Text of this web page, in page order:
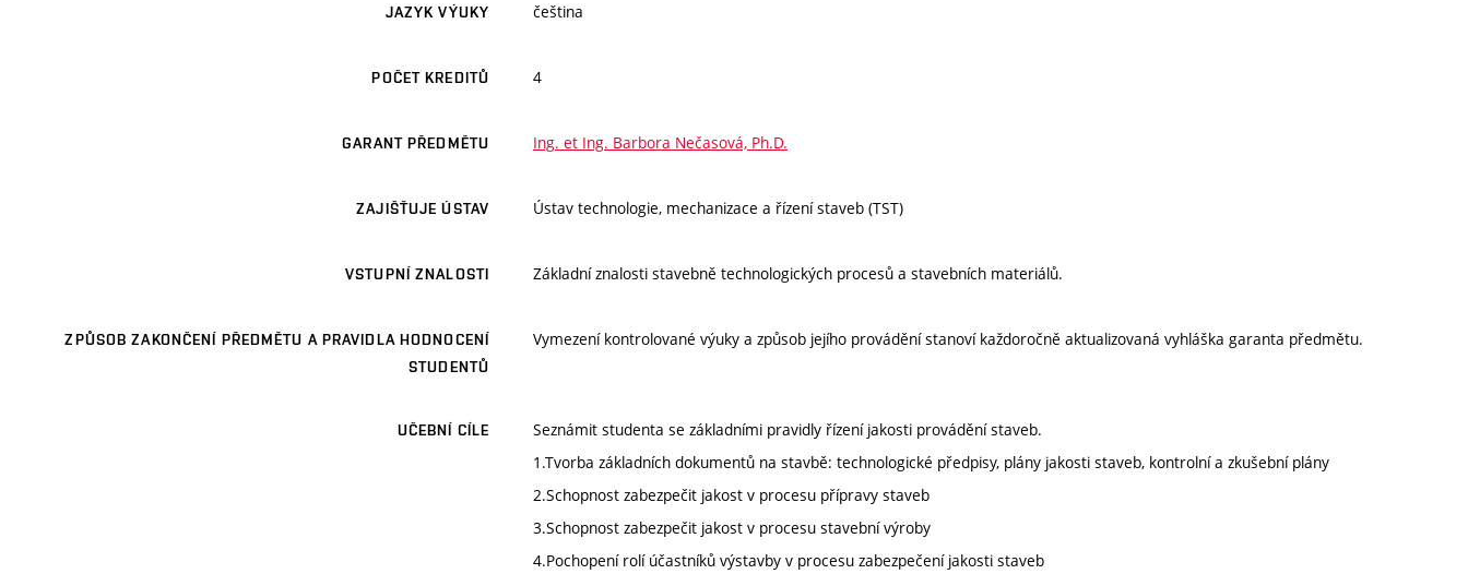
JAZYK VÝUKY čeština
POČET KREDITŮ 4
GARANT PŘEDMĚTU Ing. et Ing. Barbora Nečasová, Ph.D.
ZAJIŠŤUJE ÚSTAV Ústav technologie, mechanizace a řízení staveb (TST)
VSTUPNÍ ZNALOSTI Základní znalosti stavebně technologických procesů a stavebních materiálů.
ZPŮSOB ZAKONČENÍ PŘEDMĚTU A PRAVIDLA HODNOCENÍ
STUDENTŮ
Vymezení kontrolované výuky a způsob jejího provádění stanoví každoročně aktualizovaná vyhláška garanta předmětu.
UČEBNÍ CÍLE
Seznámit studenta se základními pravidly řízení jakosti provádění staveb.
1.Tvorba základních dokumentů na stavbě: technologické předpisy, plány jakosti staveb, kontrolní a zkušební plány
2.Schopnost zabezpečit jakost v procesu přípravy staveb
3.Schopnost zabezpečit jakost v procesu stavební výroby
4.Pochopení rolí účastníků výstavby v procesu zabezpečení jakosti staveb